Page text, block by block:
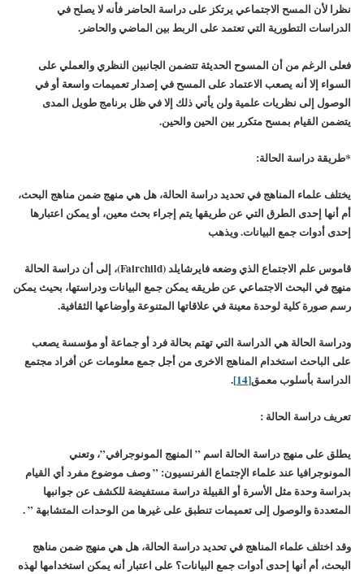
نظرا لأن المسح الاجتماعي يرتكز على دراسة الحاضر فأنه لا يصلح في
الدراسات التطورية التي تعتمد على الربط بين الماضي والحاضر.
فعلى الرغم من أن المسوح الحديثة تتضمن الجانبين النظري والعملي على
السواء إلا أنه يصعب الاعتماد على المسح في إصدار تعميمات واسعة أو في
الوصول إلى نظريات علمية ولن يأتي ذلك إلا في ظل برنامج طويل المدى
يتضمن القيام بمسح متكرر بين الحين والحين.
*طريقة دراسة الحالة:
يختلف علماء المناهج في تحديد دراسة الحالة، هل هي منهج ضمن مناهج البحث،
أم أنها إحدى الطرق التي عن طريقها يتم إجراء بحث معين، أو يمكن اعتبارها
إحدى أدوات جمع البيانات. ويذهب
قاموس علم الاجتماع الذي وضعه فايرشايلد (Fairchild)، إلى أن دراسة الحالة
منهج في البحث الاجتماعي عن طريقه يمكن جمع البيانات ودراستها، بحيث يمكن
رسم صورة كلية لوحدة معينة في علاقاتها المتنوعة وأوضاعها الثقافية.
ودراسة الحالة هي الدراسة التي تهتم بحالة فرد أو جماعة أو مؤسسة يصعب
على الباحث استخدام المناهج الاخرى من أجل جمع معلومات عن أفراد مجتمع
الدراسة بأسلوب معمق[14]
.
تعريف دراسة الحالة :
يطلق على منهج دراسة الحالة اسم ” المنهج المونوجرافي”، وتعني
المونوجرافيا عند علماء الإجتماع الفرنسيون: ” وصف موضوع مفرد أي القيام
بدراسة وحدة مثل الأسرة أو القبيلة دراسة مستفيضة للكشف عن جوانبها
المتعددة والوصول إلى تعميمات تنطبق على غيرها من الوحدات المتشابهة ” .
وقد اختلف علماء المناهج في تحديد دراسة الحالة، هل هي منهج ضمن مناهج
البحث، أم أنها إحدى أدوات جمع البيانات؟ على اعتبار أنه يمكن استخدامها لهذه